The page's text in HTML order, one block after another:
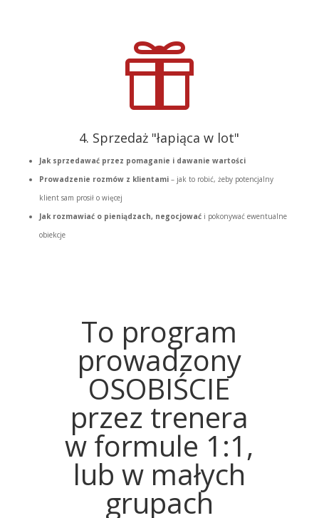

4. Sprzedaż "łapiąca w lot"
Jak sprzedawać przez pomaganie i dawanie wartości
Prowadzenie rozmów z klientami– jak to robić, żeby potencjalny
klient sam prosił o więcej
Jak rozmawiać o pieniądzach, negocjowaći pokonywać ewentualne
obiekcje
To program
prowadzony
OSOBIŚCIE
przez trenera
w formule 1:1,
lub w małych
grupach